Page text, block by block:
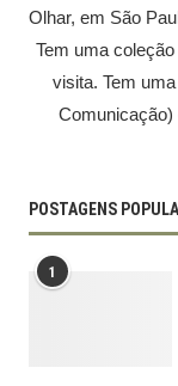
Olhar, em São
Tem uma
visita. Tem
Comunicação)
POSTAGENS
1